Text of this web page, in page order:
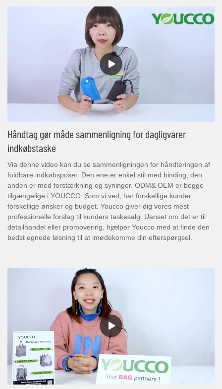
Håndtag gør måde sammenligning for dagligvarer
indkøbstaske
Via denne video kan du se sammenligningen for håndteringen af ​​
foldbare indkøbsposer. Den ene er enkel stil med binding, den
anden er med forstærkning og syninger. ODM& OEM er begge
tilgængelige i YOUCCO. Som vi ved, har forskellige kunder
forskellige ønsker og budget. Youcco giver dig vores mest
professionelle forslag til kunders taskesalg. Uanset om det er til
detailhandel eller promovering, hjælper Youcco med at finde den
bedst egnede løsning til at imødekomme din efterspørgsel.